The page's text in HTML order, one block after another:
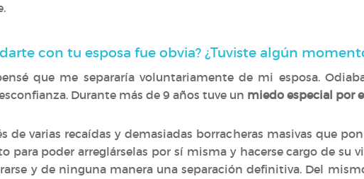
con tu esposa fue obvia? ¿Tuviste algún
que me separaría voluntariamente de mi esposa.
Durante más de 9 años tuve un miedo especial por
de varias recaídas y demasiadas borracheras masivas que
para poder arreglárselas por sí misma y hacerse cargo de su
y de ninguna manera una separación definitiva. Del